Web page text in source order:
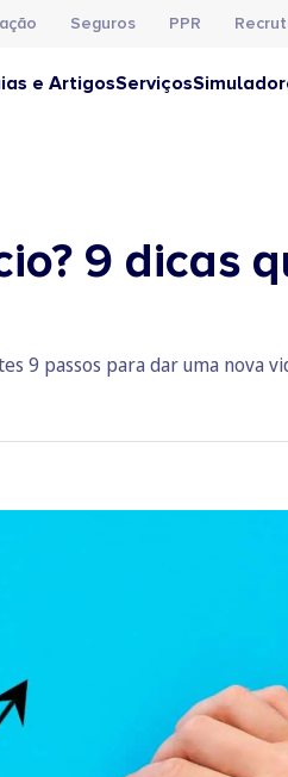
Seguros PPR
e ArtigosServiços
9 dicas
9 passos para dar uma nova